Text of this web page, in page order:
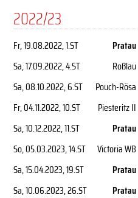
2022/23
Fr, 19.08.2022, 1.ST Pratau
Sa, 17.09.2022, 4.ST Roßlau
Sa, 08.10.2022, 6.ST Pouch-Rösa
Fr, 04.11.2022, 10.ST Piesteritz II
Sa, 10.12.2022, 11.ST Pratau
So, 05.03.2023, 14.ST Victoria WB
Sa, 15.04.2023, 19.ST Pratau
Sa, 10.06.2023, 26.ST Pratau